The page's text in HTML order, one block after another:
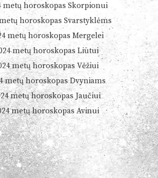
metų horoskopas Skorpionui
horoskopas Svarstyklėms
metų horoskopas Mergelei
metų horoskopas Liūtui
metų horoskopas Vėžiui
metų horoskopas Dvyniams
metų horoskopas Jaučiui
metų horoskopas Avinui